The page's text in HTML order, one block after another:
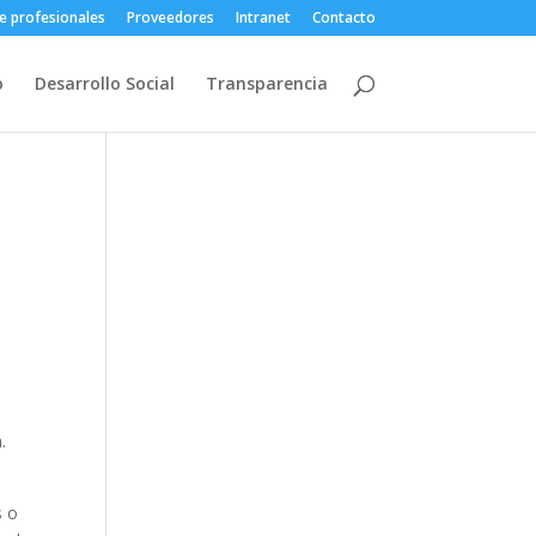
profesionales Proveedores Intranet Contacto
Desarrollo Social Transparencia
o